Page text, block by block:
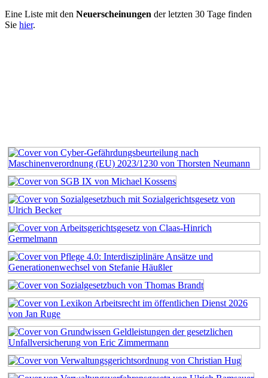
Eine Liste mit den Neuerscheinungen der letzten 30 Tage finden
Sie hier.